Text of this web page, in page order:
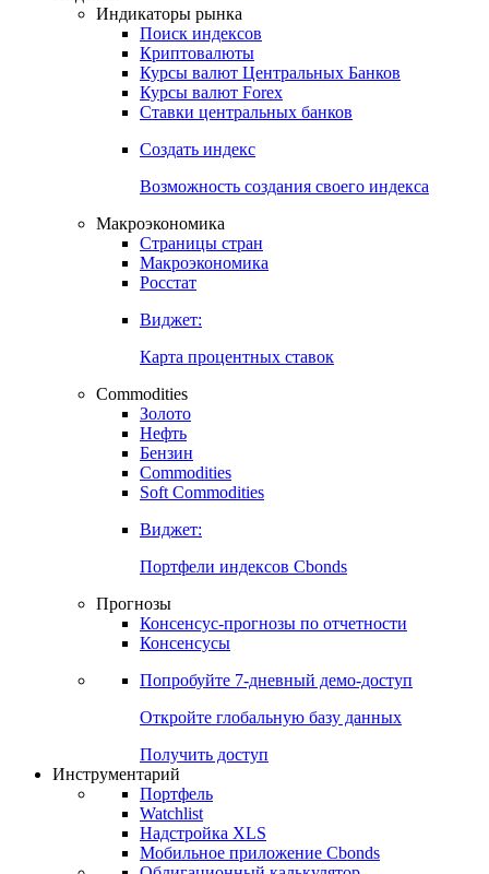
Индикаторы рынка
Поиск индексов
Криптовалюты
Курсы валют Центральных Банков
Курсы валют Forex
Ставки центральных банков
Создать индекс
Возможность создания своего индекса
Макроэкономика
Страницы стран
Макроэкономика
Росстат
Виджет:
Карта процентных ставок
Commodities
Золото
Нефть
Бензин
Commodities
Soft Commodities
Виджет:
Портфели индексов Cbonds
Прогнозы
Консенсус-прогнозы по отчетности
Консенсусы
Попробуйте 7-дневный демо-доступ
Откройте глобальную базу данных
Получить доступ
Инструментарий
Портфель
Watchlist
Надстройка XLS
Мобильное приложение Cbonds